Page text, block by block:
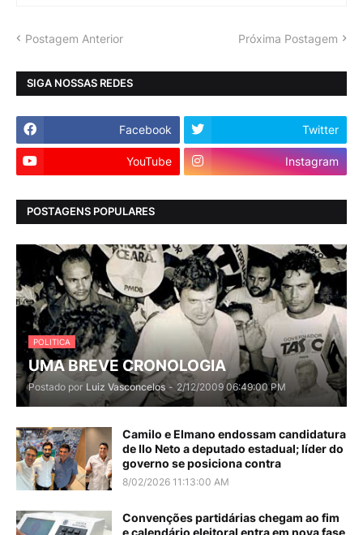
Postagem Anterior Próxima Postagem
SIGA NOSSAS REDES
Facebook Twitter
YouTube Instagram
POSTAGENS POPULARES
POLITICA
UMA BREVE CRONOLOGIA
Postado por Luiz Vasconcelos - 2/12/2009 06:49:00 PM
Camilo e Elmano endossam candidatura
de Ilo Neto a deputado estadual; líder do
governo se posiciona contra
8/02/2026 11:13:00 AM
Convenções partidárias chegam ao fim
e calendário eleitoral entra em nova fase